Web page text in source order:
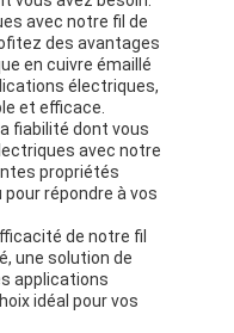
avec notre fil de
des avantages
en cuivre émaillé
électriques,
et efficace.
fiabilité dont vous
avec notre
propriétés
répondre à vos
de notre fil
une solution de
applications
idéal pour vos